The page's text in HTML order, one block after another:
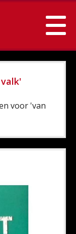
voor 'van